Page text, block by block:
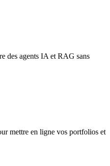
des agents IA et RAG sans
mettre en ligne vos portfolios et